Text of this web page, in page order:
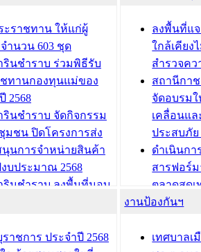
รินชำราบ ร่วมการ
ระดับนานาชาติและ
นวัตกรรมท้องถิ่น 2568
นักวิจัยดีเด่นจาก
ารทะเบียนภาษีป้าย
คารพาณิชย์ บริเวณ
ะถนนประทุมเทพภักดี
เทศบาล
รับฟังคว
ผังเมือง
วารินชำ
เทศบาล
ซักซ้อมแ
ประโยช
บทความ อื่นๆ ...
ะราชทาน ให้แก่ผู้
ำนวน 603 ชุด
รินชำราบ ร่วมพิธีรับ
ชทานกองทุนแม่ของ
2568
รินชำราบ จัดกิจกรรม
มชน ปิดโครงการส่ง
นุนการจำหน่ายสินค้า
บประมาณ 2568
รินชำราบ ลงพื้นที่มอบ
ย ณ ศูนย์พักพิง
คม เทศบาลเมือง
ลงพื้นที่แ
ใกล้เคียง
สำรวจค
สถานีกา
จัดอบรม
เคลื่อนแ
ประสบภั
ดำเนินกา
สารฟอร์
ตลาดสดเ
วารินชำร
ถนนแก่เ
าชการ ประจำปี 2568
งานป้องกันฯ
เทศบาลเ